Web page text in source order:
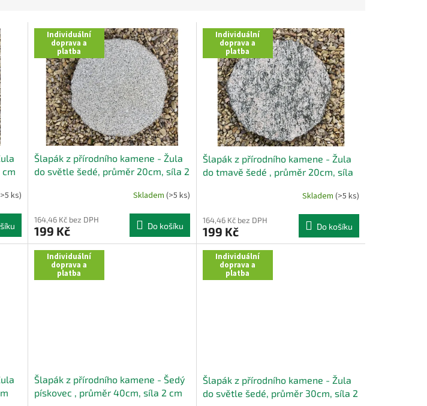
cm
ks)
Individuální
doprava a
platba
Šlapák z přírodního kamene - Žula
do světle šedé, průměr 20cm, síla 2
Skladem (>5 ks)
164,46 Kč bez DPH
199 Kč Do košíku
Individuální
doprava a
platba
Šlapák z přírodního kamene - Žula
do tmavě šedé , průměr 20cm, síla
Skladem (>5 ks)
164,46 Kč bez DPH
199 Kč Do košíku
Individuální
doprava a
platba
Šlapák z přírodního kamene - Šedý
pískovec , průměr 40cm, síla 2 cm
Individuální
doprava a
platba
Šlapák z přírodního kamene - Žula
do světle šedé, průměr 30cm, síla 2